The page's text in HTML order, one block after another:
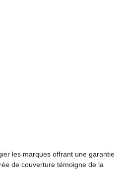
les marques offrant une garantie
de couverture témoigne de la